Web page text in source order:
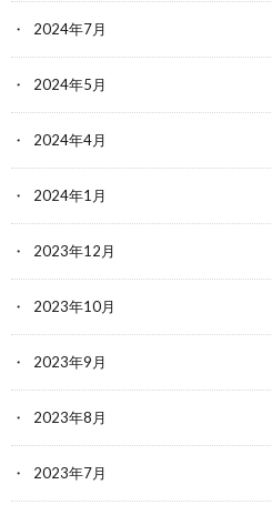
2024年7月
2024年5月
2024年4月
2024年1月
2023年12月
2023年10月
2023年9月
2023年8月
2023年7月